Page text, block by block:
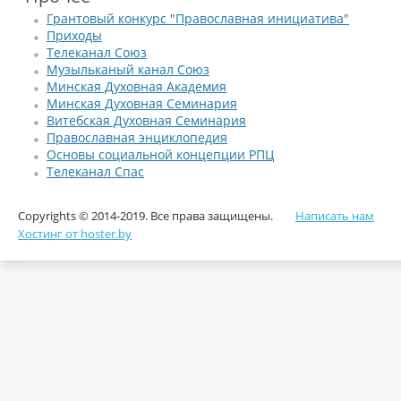
Грантовый конкурс "Православная инициатива"
Приходы
Телеканал Союз
Музыльканый канал Союз
Минская Духовная Академия
Минская Духовная Семинария
Витебская Духовная Семинария
Православная энциклопедия
Основы социальной концепции РПЦ
Телеканал Спас
Copyrights © 2014-2019. Все права защищены.
Хостинг от hoster.by
Написать нам